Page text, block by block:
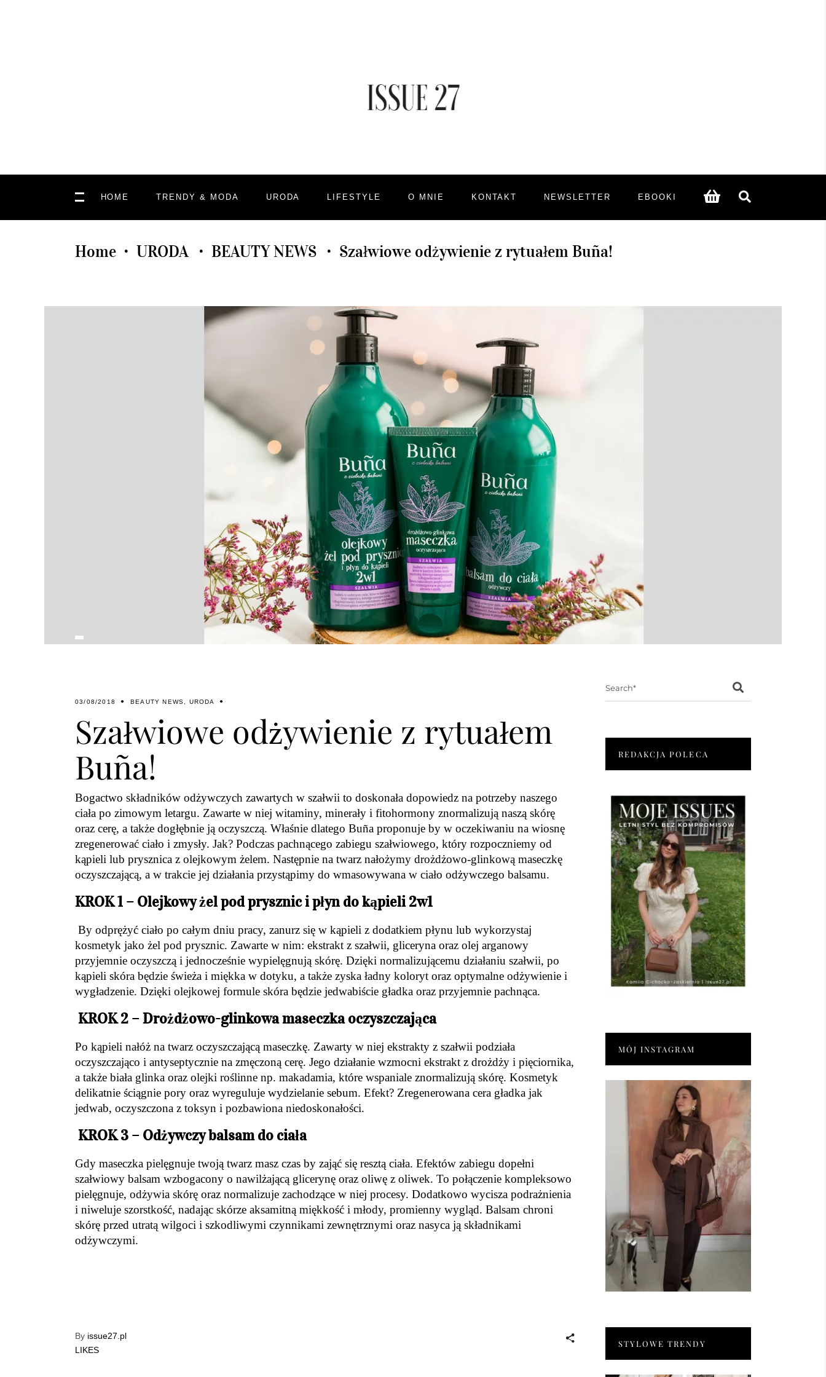
HOME TRENDY & MODA URODA LIFESTYLE O MNIE KONTAKT NEWSLETTER EBOOKI
Home • URODA • BEAUTY NEWS • Szałwiowe odżywienie z rytuałem Buña!
03/08/2018 BEAUTY NEWS URODA
Szałwiowe odżywienie z rytuałem
Buña!
Bogactwo składników odżywczych zawartych w szałwii to doskonała dopowiedz na potrzeby naszego
ciała po zimowym letargu. Zawarte w niej witaminy, minerały i fitohormony znormalizują naszą skórę
oraz cerę, a także dogłębnie ją oczyszczą. Właśnie dlatego Buña proponuje by w oczekiwaniu na wiosnę
zregenerować ciało i zmysły. Jak? Podczas pachnącego zabiegu szałwiowego, który rozpoczniemy od
kąpieli lub prysznica z olejkowym żelem. Następnie na twarz nałożymy drożdżowo-glinkową maseczkę
oczyszczającą, a w trakcie jej działania przystąpimy do wmasowywana w ciało odżywczego balsamu.
KROK 1 – Olejkowy żel pod prysznic i płyn do kąpieli 2w1
By odprężyć ciało po całym dniu pracy, zanurz się w kąpieli z dodatkiem płynu lub wykorzystaj
kosmetyk jako żel pod prysznic. Zawarte w nim: ekstrakt z szałwii, gliceryna oraz olej arganowy
przyjemnie oczyszczą i jednocześnie wypielęgnują skórę. Dzięki normalizującemu działaniu szałwii, po
kąpieli skóra będzie świeża i miękka w dotyku, a także zyska ładny koloryt oraz optymalne odżywienie i
wygładzenie. Dzięki olejkowej formule skóra będzie jedwabiście gładka oraz przyjemnie pachnąca.
KROK 2 – Drożdżowo-glinkowa maseczka oczyszczająca
Po kąpieli nałóż na twarz oczyszczającą maseczkę. Zawarty w niej ekstrakty z szałwii podziała
oczyszczająco i antyseptycznie na zmęczoną cerę. Jego działanie wzmocni ekstrakt z drożdży i pięciornika,
a także biała glinka oraz olejki roślinne np. makadamia, które wspaniale znormalizują skórę. Kosmetyk
delikatnie ściągnie pory oraz wyreguluje wydzielanie sebum. Efekt? Zregenerowana cera gładka jak
jedwab, oczyszczona z toksyn i pozbawiona niedoskonałości.
KROK 3 – Odżywczy balsam do ciała
Gdy maseczka pielęgnuje twoją twarz masz czas by zająć się resztą ciała. Efektów zabiegu dopełni
szałwiowy balsam wzbogacony o nawilżającą glicerynę oraz oliwę z oliwek. To połączenie kompleksowo
pielęgnuje, odżywia skórę oraz normalizuje zachodzące w niej procesy. Dodatkowo wycisza podrażnienia
i niweluje szorstkość, nadając skórze aksamitną miękkość i młody, promienny wygląd. Balsam chroni
skórę przed utratą wilgoci i szkodliwymi czynnikami zewnętrznymi oraz nasyca ją składnikami
odżywczymi.
By issue27.pl
LIKES
REDAKCJA POLECA
MÓJ INSTAGRAM
STYLOWE TRENDY